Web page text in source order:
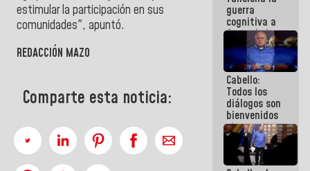
estimular la participación en sus
comunidades", apuntó.
REDACCIÓN MAZO
Comparte esta noticia:
de
Maiquetía
guerra
cognitiva a
favor de la
narrativa
hegemónica?
(1)
Cabello:
Todos los
diálogos son
bienvenidos
siempre que
estén en el
marco de la
Constitución